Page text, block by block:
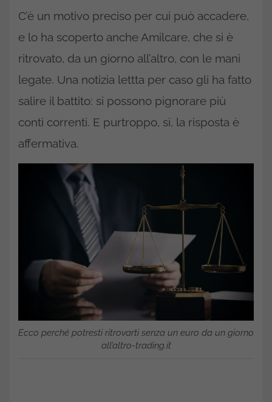
C’è un motivo preciso per cui può accadere,
e lo ha scoperto anche Amilcare, che si è
ritrovato, da un giorno all’altro, con le mani
legate. Una notizia lettta per caso gli ha fatto
salire il battito: si possono pignorare più
conti correnti. E purtroppo, sì, la risposta è
affermativa.​
Ecco perché potresti ritrovarti senza un euro da un giorno
all’altro-trading.it